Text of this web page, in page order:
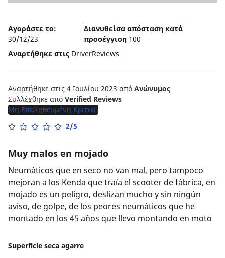
5
Αγοράστε το:
30/12/23
Διανυθείσα απόσταση κατά
προσέγγιση 100
Αναρτήθηκε στις DriverReviews
Αναρτήθηκε στις 4 Ιουλίου 2023 από Ανώνυμος
Συλλέχθηκε από Verified Reviews
Μη Επαληθευμένη Κριτική
2/5
Muy malos en mojado
Neumáticos que en seco no van mal, pero tampoco
mejoran a los Kenda que traía el scooter de fábrica, en
mojado es un peligro, deslizan mucho y sin ningún
aviso, de golpe, de los peores neumáticos que he
montado en los 45 años que llevo montando en moto
Superficie seca agarre